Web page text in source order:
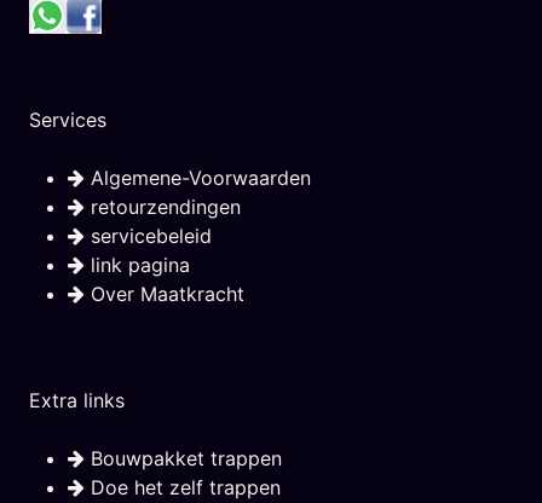
Services
Algemene-Voorwaarden
retourzendingen
servicebeleid
link pagina
Over Maatkracht
Extra links
Bouwpakket trappen
Doe het zelf trappen